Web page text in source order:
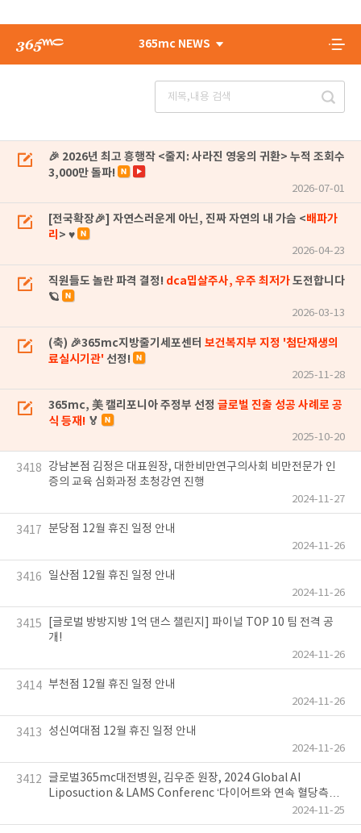
365mc NEWS
🎉 2026년 최고 흥행작 <줄지: 사라진 영웅의 귀환> 누적 조회수
3,000만 돌파!
2026-07-01
[전국확장🎉] 자연스러운게 아닌, 진짜 자연의 내 가슴 <배파가
리 > ♥
2026-04-23
직원들도 놀란 파격 결정! dca밉살주사, 우주 최저가도전합니다
🪐
2026-03-13
(축) 🎉365mc지방줄기세포센터 보건복지부 지정 '첨단재생의
료실시기관' 선정!
2025-11-28
365mc, 美 캘리포니아 주정부 선정 글로벌 진출 성공 사례로 공
식 등재! 🏅
2025-10-20
3418
강남본점 김정은 대표원장, 대한비만연구의사회 비만전문가 인
증의 교육 심화과정 초청강연 진행
2024-11-27
3417 분당점 12월 휴진 일정 안내
2024-11-26
3416 일산점 12월 휴진 일정 안내
2024-11-26
3415
[글로벌 방방지방 1억 댄스 챌린지] 파이널 TOP 10 팀 전격 공
개!
2024-11-26
3414 부천점 12월 휴진 일정 안내
2024-11-26
3413 성신여대점 12월 휴진 일정 안내
2024-11-26
3412 글로벌365mc대전병원, 김우준 원장, 2024 Global AI
Liposuction & LAMS Conferenc ‘다이어트와 연속 혈당측정
2024-11-25